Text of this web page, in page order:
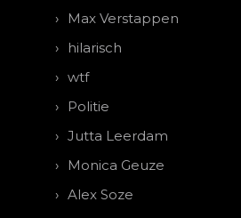
Max Verstappen
hilarisch
wtf
Politie
Jutta Leerdam
Monica Geuze
Alex Soze